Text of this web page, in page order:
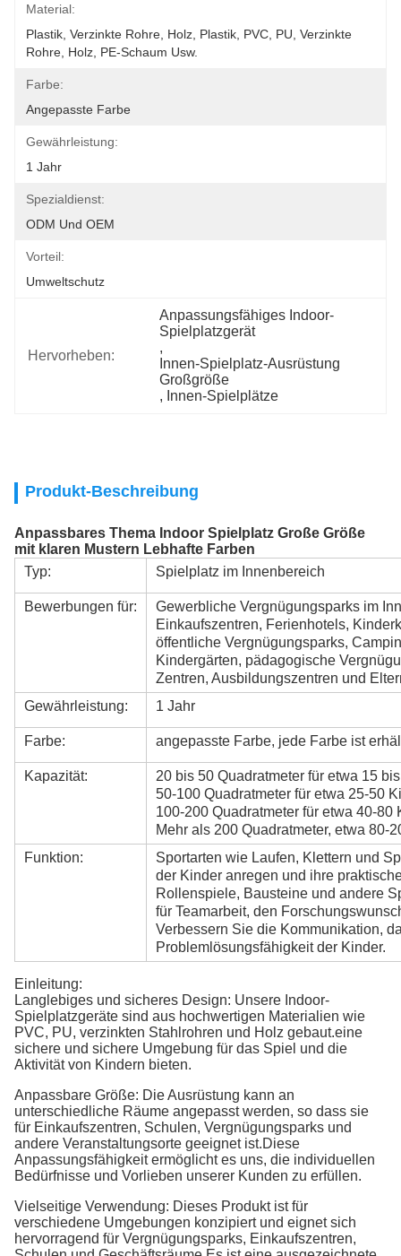
Material:
Plastik, Verzinkte Rohre, Holz, Plastik, PVC, PU, Verzinkte
Rohre, Holz, PE-Schaum Usw.
Farbe:
Angepasste Farbe
Gewährleistung:
1 Jahr
Spezialdienst:
ODM Und OEM
Vorteil:
Umweltschutz
Hervorheben:
Anpassungsfähiges Indoor-
Spielplatzgerät
,
Innen-Spielplatz-Ausrüstung
Großgröße
, Innen-Spielplätze
Produkt-Beschreibung
Anpassbares Thema Indoor Spielplatz Große Größe
mit klaren Mustern Lebhafte Farben
Typ:
Spielplatz im Innenbereich
Bewerbungen für:
Gewerbliche Vergnügungsparks im
Einkaufszentren, Ferienhotels,
öffentliche Vergnügungsparks,
Kindergärten, pädagogische
Zentren, Ausbildungszentren und
Gewährleistung:
1 Jahr
Farbe: angepasste Farbe, jede Farbe ist
Kapazität:
20 bis 50 Quadratmeter für etwa 15
50-100 Quadratmeter für etwa 25-50
100-200 Quadratmeter für etwa 40-80
Mehr als 200 Quadratmeter, etwa 80-
Funktion:
Sportarten wie Laufen, Klettern und
der Kinder anregen und ihre
Rollenspiele, Bausteine und andere
für Teamarbeit, den
Verbessern Sie die Kommunikation,
Problemlösungsfähigkeit der Kinder.
Einleitung:
Langlebiges und sicheres Design: Unsere Indoor-
Spielplatzgeräte sind aus hochwertigen Materialien wie
PVC, PU, verzinkten Stahlrohren und Holz gebaut.eine
sichere und sichere Umgebung für das Spiel und die
Aktivität von Kindern bieten.
Anpassbare Größe: Die Ausrüstung kann an
unterschiedliche Räume angepasst werden, so dass sie
für Einkaufszentren, Schulen, Vergnügungsparks und
andere Veranstaltungsorte geeignet ist.Diese
Anpassungsfähigkeit ermöglicht es uns, die individuellen
Bedürfnisse und Vorlieben unserer Kunden zu erfüllen.
Vielseitige Verwendung: Dieses Produkt ist für
verschiedene Umgebungen konzipiert und eignet sich
hervorragend für Vergnügungsparks, Einkaufszentren,